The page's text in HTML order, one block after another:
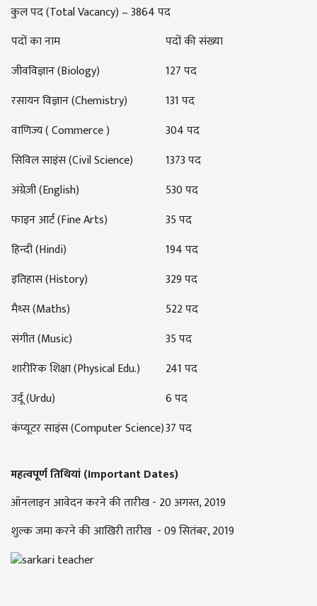
कुल पद (Total Vacancy) – 3864 पद
पदों का नाम
पदों की संख्या
जीवविज्ञान (Biology)
127 पद
रसायन विज्ञान (Chemistry)
131 पद
वाणिज्य ( Commerce )
304 पद
सिविल साइंस (Civil Science)
1373 पद
अंग्रेज़ी (English)
530 पद
फाइन आर्ट (Fine Arts)
35 पद
हिन्दी (Hindi)
194 पद
इतिहास (History)
329 पद
मैथ्‍स (Maths)
522 पद
संगीत (Music)
35 पद
शारीरिक शिक्षा (Physical Edu.)
241 पद
उर्दू (Urdu)
6 पद
कंप्यूटर साइंस (Computer Science)37 पद
महत्वपूर्ण तिथियां (Important Dates)
ऑनलाइन आवेदन करने की तारीख - 20 अगस्त, 2019
शुल्क जमा करने की आखिरी तारीख - 09 सितंबर, 2019